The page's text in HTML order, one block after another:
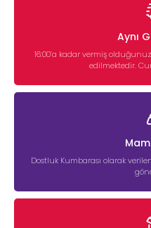
Aynı
16:00’a kadar vermiş
edilmektedir.
Dostluk Kumbarası olarak